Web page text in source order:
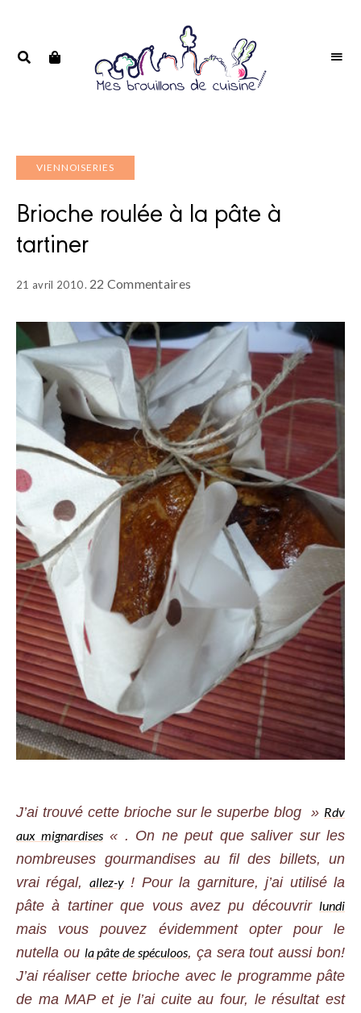
VIENNOISERIES
Brioche roulée à la pâte à
tartiner
21 avril 2010 22 Commentaires
J’ai trouvé cette brioche sur le superbe blog » Rdv
aux mignardises« . On ne peut que saliver sur les
nombreuses gourmandises au fil des billets, un
vrai régal, allez-y! Pour la garniture, j’ai utilisé la
pâte à tartiner que vous avez pu découvrir lundi
mais vous pouvez évidemment opter pour le
nutella ou la pâte de spéculoos, ça sera tout aussi bon!
J’ai réaliser cette brioche avec le programme pâte
de ma MAP et je l’ai cuite au four, le résultat est